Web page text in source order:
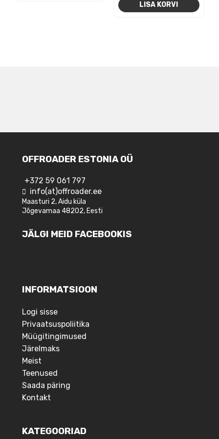
on:
LISA KORVI
OFFROADER ESTONIA OÜ
+372 59 061 797
info(at)offroader.ee
Maasturi 2, Aidu küla
Jõgevamaa 48202, Eesti
JÄLGI MEID FACEBOOKIS
INFORMATSIOON
Logi sisse
Privaatsuspoliitika
Müügitingimused
Järelmaks
Meist
Teenused
Saada päring
Kontakt
KATEGOORIAD